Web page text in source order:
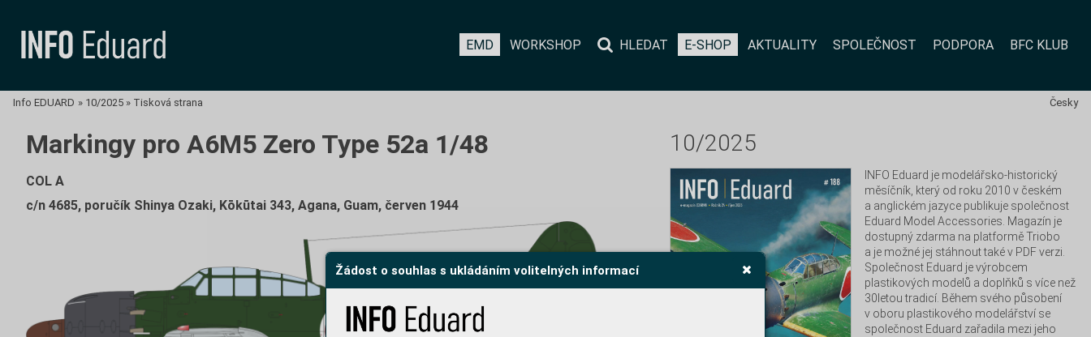
Žádost o souhlas s ukládáním volitelných informací
EMD WORKSHOP HLEDAT E-SHOP AKTUALITY SPOLEČNOST PODPORA BFC KLUB
Česky
Info EDUARD » 10/2025 » Tisková strana
Markingy pro A6M5 Zero Type 52a 1/48
COL A
c/n 4685, poručík Shinya Ozaki, Kōkūtai 343, Agana, Guam, červen 1944
10/2025
INFO Eduard je modelářsko-historický
měsíčník, který od roku 2010 v českém
a anglickém jazyce publikuje společnost
Eduard Model Accessories. Magazín je
dostupný zdarma na platformě Triobo
a je možné jej stáhnout také v PDF verzi.
Společnost Eduard je výrobcem
plastikových modelů a doplňků s více než
30letou tradicí. Během svého působení
v oboru plastikového modelářství se
společnost Eduard zařadila mezi jeho